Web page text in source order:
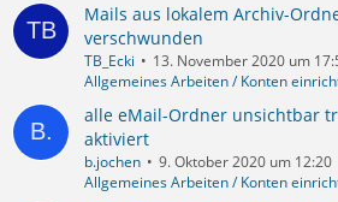
Mails aus lokalem Archiv-
verschwunden
TB_Ecki
13. November 2020 um
Allgemeines Arbeiten / Konten
alle eMail-Ordner unsichtbar
aktiviert
b.jochen
9. Oktober 2020 um 12:20
Allgemeines Arbeiten / Konten